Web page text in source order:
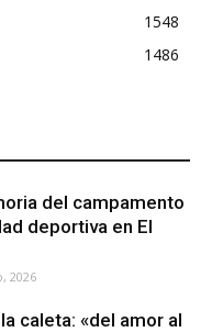
1548
1486
del campamento
deportiva en El
2026
caleta: «del amor al